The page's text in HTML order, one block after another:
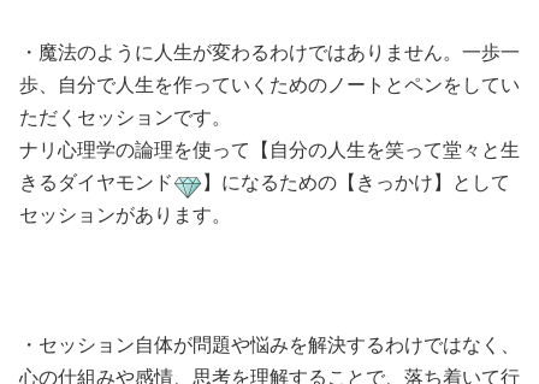
・魔法のように人生が変わるわけではありません。一歩一
歩、自分で人生を作っていくためのノートとペンをしてい
ただくセッションです。
ナリ心理学の論理を使って【自分の人生を笑って堂々と生
きるダイヤモンド
】になるための【きっかけ】として
セッションがあります。
・セッション自体が問題や悩みを解決するわけではなく、
心の仕組みや感情、思考を理解することで、落ち着いて行